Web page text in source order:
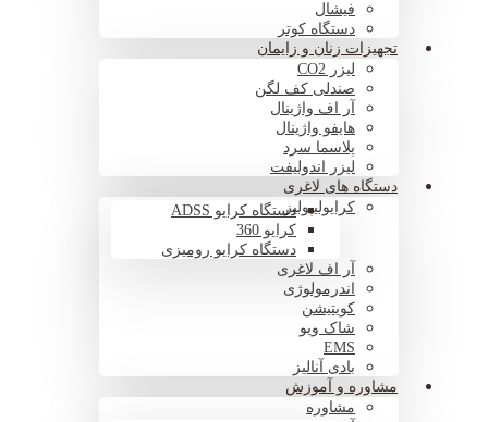
فیشال
دستگاه کوتر
تجهیزات زنان و زایمان
لیزر CO2
صندلی کف لگن
آر اف واژینال
هایفو واژینال
پلاسما سرد
لیزر اندولیفت
دستگاه های لاغری
کرایولیپولیزدستگاه کرایو ADSS
کرایو 360
دستگاه کرایو رومیزی
آر اف لاغری
اندرمولوژی
کویتیشن
شاک ویو
EMS
بادی آنالیز
مشاوره و آموزش
مشاوره